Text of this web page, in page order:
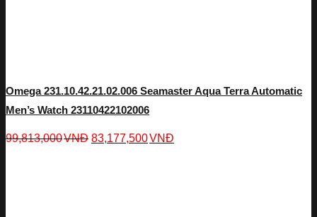
Omega 231.10.42.21.02.006 Seamaster Aqua Terra Automatic
Men’s Watch 23110422102006
99,813,000VNĐ 83,177,500VNĐ